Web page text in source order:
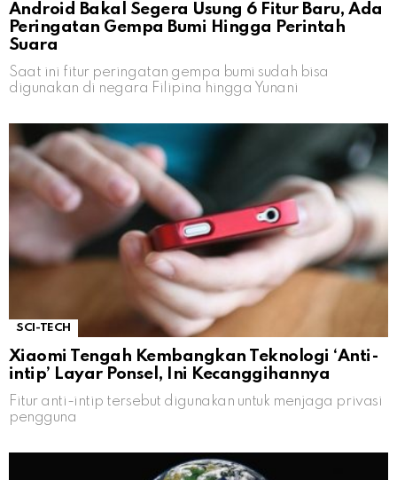
Android Bakal Segera Usung 6 Fitur Baru, Ada
Peringatan Gempa Bumi Hingga Perintah
Suara
Saat ini fitur peringatan gempa bumi sudah bisa
digunakan di negara Filipina hingga Yunani
SCI-TECH
Xiaomi Tengah Kembangkan Teknologi ‘Anti-
intip’ Layar Ponsel, Ini Kecanggihannya
Fitur anti-intip tersebut digunakan untuk menjaga privasi
pengguna